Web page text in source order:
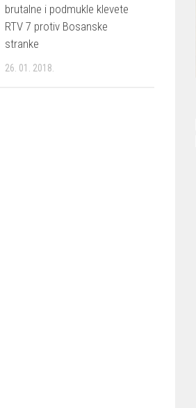
brutalne i podmukle klevete
RTV 7 protiv Bosanske
stranke
26. 01. 2018.